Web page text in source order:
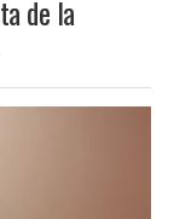
de la